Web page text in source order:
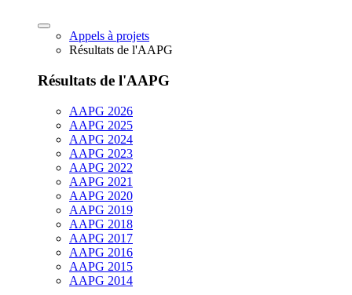
Appels à projets
Résultats de l'AAPG
Résultats de l'AAPG
AAPG 2026
AAPG 2025
AAPG 2024
AAPG 2023
AAPG 2022
AAPG 2021
AAPG 2020
AAPG 2019
AAPG 2018
AAPG 2017
AAPG 2016
AAPG 2015
AAPG 2014